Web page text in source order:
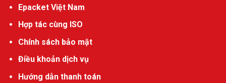
Epacket Việt Nam
Hợp tác cùng ISO
Chính sách bảo mật
Điều khoản dịch vụ
Hướng dẫn thanh toán